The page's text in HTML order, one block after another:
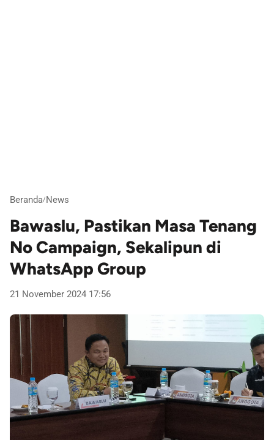
Beranda/News
Bawaslu, Pastikan Masa Tenang
No Campaign, Sekalipun di
WhatsApp Group
21 November 2024 17:56